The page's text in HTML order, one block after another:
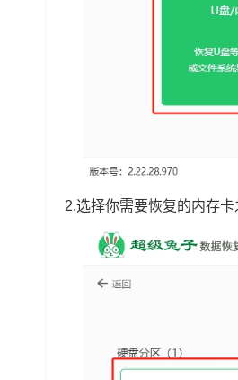
2.选择你需要恢复的内存